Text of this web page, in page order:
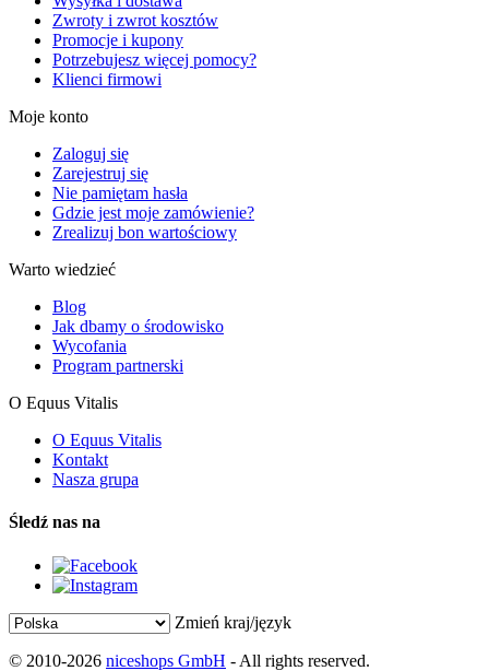
Zwroty i zwrot kosztów
Promocje i kupony
Potrzebujesz więcej pomocy?
Klienci firmowi
Moje konto
Zaloguj się
Zarejestruj się
Nie pamiętam hasła
Gdzie jest moje zamówienie?
Zrealizuj bon wartościowy
Warto wiedzieć
Blog
Jak dbamy o środowisko
Wycofania
Program partnerski
O Equus Vitalis
O Equus Vitalis
Kontakt
Nasza grupa
Śledź nas na
Zmień kraj/język
© 2010-2026 niceshops GmbH - All rights reserved.